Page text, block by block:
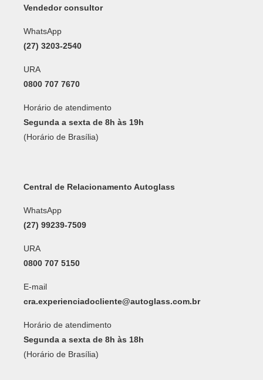
Vendedor consultor
WhatsApp
(27) 3203-2540
URA
0800 707 7670
Horário de atendimento
Segunda a sexta de 8h às 19h
(Horário de Brasília)
Central de Relacionamento Autoglass
WhatsApp
(27) 99239-7509
URA
0800 707 5150
E-mail
cra.experienciadocliente@autoglass.com.br
Horário de atendimento
Segunda a sexta de 8h às 18h
(Horário de Brasília)